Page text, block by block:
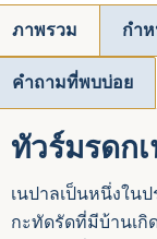
ภาพรวม กำ
คำถามที่พบบ่อย
ทัวร์มรดก
เนปาลเป็นหนึ่งใน
กะทัดรัดที่มีบ้านเกิ